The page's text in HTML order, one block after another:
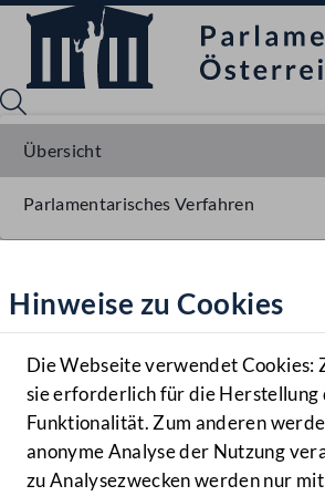
Hilfe
Benutzer
Navigationsmenü öffnen
MENÜ
Hinweise zu Cookies
Die Webseite verwendet Cookies:
sie erforderlich für die Herstellung
Funktionalität. Zum anderen
anonyme Analyse der Nutzung
zu Analysezwecken werden nur
Übersicht
Parlamentarisches Verfahren